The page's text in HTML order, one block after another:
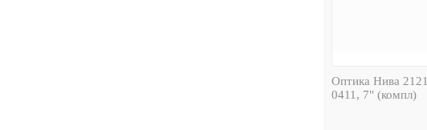
Оптика Нива
0411, 7" (компл)